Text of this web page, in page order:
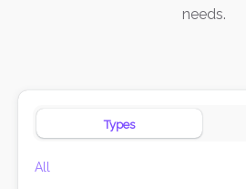
needs.
Types
All